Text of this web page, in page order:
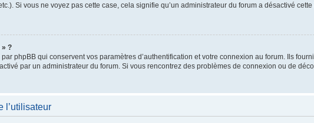
Si vous ne voyez pas cette case, cela signifie qu’un administrateur du forum a désactivé cette
?
phpBB qui conservent vos paramètres d’authentification et votre connexion au forum. Ils
par un administrateur du forum. Si vous rencontrez des problèmes de connexion ou de
l’utilisateur